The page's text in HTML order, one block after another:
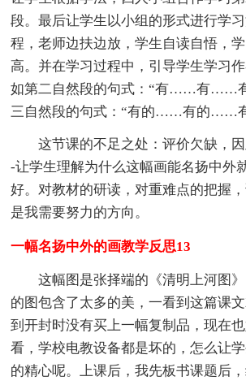
段。最后让学生以小组的形式进行学
程，老师边扶边放，学生自读自悟，
高。并在学习过程中，引导学生学习
如第二自然段的句式：“有……有
三自然段的句式：“有的……有的……
这节课的不足之处：评价欠缺，因
-让学生理解为什么这幅画能名扬中外
好。对教材的研读，对重难点的把握
是我需要努力的方向。
一幅名扬中外的画教学反思13
这幅图是张择端的《清明上河图》
的图包含了太多的美，一看到这篇课
到开封时没有买上一幅复制品，现在
看，学校电教设备都是坏的，怎么让
的精心呢。上课后，我先板书课题后